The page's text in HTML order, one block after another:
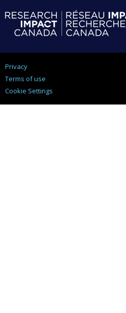
Privacy
Terms of use
Cookie Settings